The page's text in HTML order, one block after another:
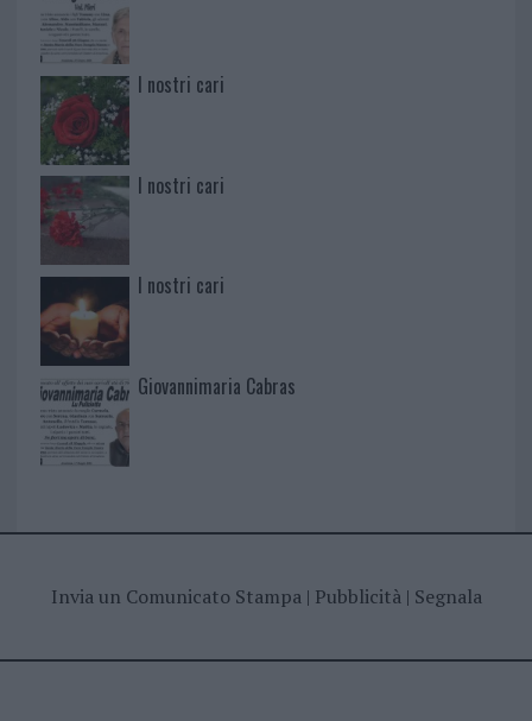
I nostri cari
I nostri cari
I nostri cari
Giovannimaria Cabras
Invia un Comunicato Stampa| Pubblicità| Segnala